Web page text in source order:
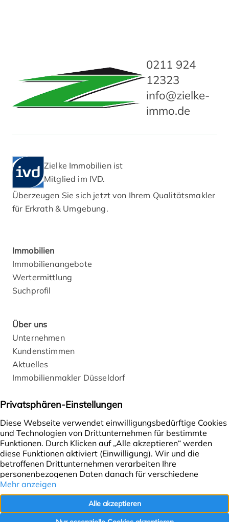
Team-, Projekt- oder Pausenraum eignen.
Ergänzt wird das Flächenangebot durch eine
Küche, getrennte…
Jetzt Exposé ansehen
0211 924
12323
info@zielke-
immo.de
Zielke Immobilien ist
Mitglied im IVD.
Überzeugen Sie sich jetzt von Ihrem Qualitätsmakler
für Erkrath & Umgebung.
Immobilien
Immobilienangebote
Wertermittlung
Suchprofil
Über uns
Unternehmen
Kundenstimmen
Aktuelles
Immobilienmakler Düsseldorf
Rechtliches
Impressum
Datenschutz
Cookie-Einstellungen
Vertrag widerrufen